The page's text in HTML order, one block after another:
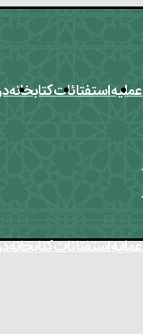
استفتائاتکتابخانه
استفتائاتکتابخانه